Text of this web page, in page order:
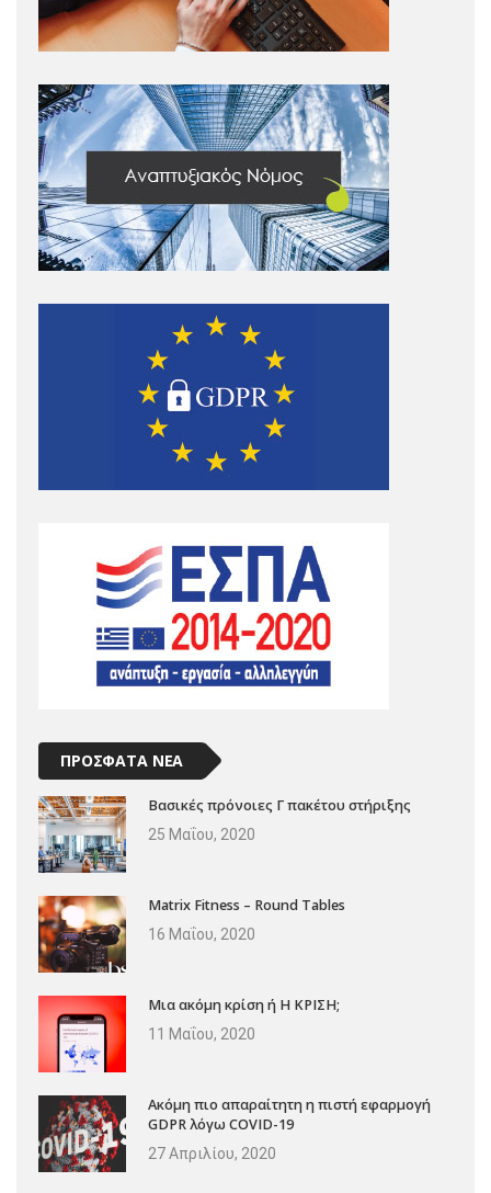
ΠΡΟΣΦΑΤΑ ΝΕΑ
Βασικές πρόνοιες Γ πακέτου στήριξης
25 Μαΐου, 2020
Matrix Fitness – Round Tables
16 Μαΐου, 2020
Μια ακόμη κρίση ή Η ΚΡΙΣΗ;
11 Μαΐου, 2020
Ακόμη πιο απαραίτητη η πιστή εφαρμογή
GDPR λόγω COVID-19
27 Απριλίου, 2020